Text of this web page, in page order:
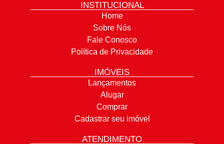
INSTITUCIONAL
Home
Sobre Nós
Fale Conosco
Política de Privacidade
IMÓVEIS
Lançamentos
Alugar
Comprar
Cadastrar seu imóvel
ATENDIMENTO